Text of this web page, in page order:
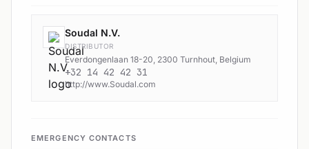
Soudal N.V.
DISTRIBUTOR
Everdongenlaan 18-20, 2300 Turnhout, Belgium
+32 14 42 42 31
http://www.Soudal.com
EMERGENCY CONTACTS